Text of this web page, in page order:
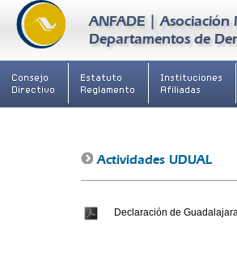
ANFADE | Asociación
Departamentos de
Consejo
Directivo
Estatuto
Reglamento
Instituciones
Afiliadas
Actividades UDUAL
Declaración de